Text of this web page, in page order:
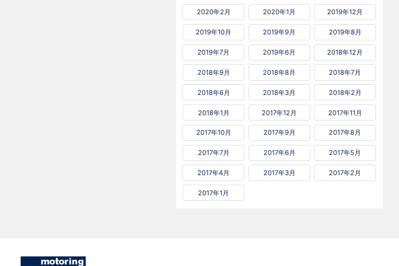
2020年2月 2020年1月 2019年12月
2019年10月 2019年9月 2019年8月
2019年7月 2019年6月 2018年12月
2018年9月 2018年8月 2018年7月
2018年6月 2018年3月 2018年2月
2018年1月 2017年12月 2017年11月
2017年10月 2017年9月 2017年8月
2017年7月 2017年6月 2017年5月
2017年4月 2017年3月 2017年2月
2017年1月